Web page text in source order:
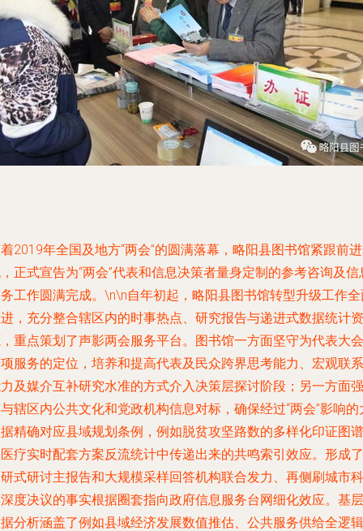
2019年全国及地方“两会”的圆满落幕，略阳县图书馆紧跟前
正式宣告为“两会”代表和信息决策者量身定制的参考咨询及信
工作圆满完成。\n\n自年初起，略阳县图书馆转型升级工作
，充分整合辖区内的时事热点、研究报告与递进式数据统计资
重点策划了声影两会服务平台。图书馆一方面坚守为代表大会
服务的定位，培养和提高代表及民众跨界思考能力、宏观联系
及媒介互补研究水准的方式介入决策层探讨阶段；另一方面强
辖区内公共文化和党政机构信息对标，确保经过“两会”影响的
精确对应县域规划条例，例如脱贫攻坚路数的多样化印证图谱
疗实时配套方案反流统计中传递出来的共鸣索引效应。形成了
式研讨主报告和大规模采样回答机构联合发力、再侧刷城市科
度决议的事实根据圈套指向政府信息服务台网细化效应。基层
分析涵盖了例如县域经济发展数值推估、公共服务供给全逻辑